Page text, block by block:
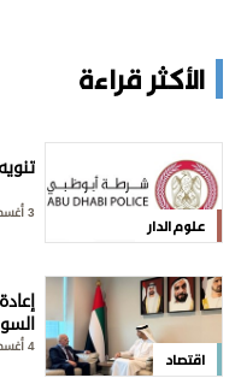
الأكثر قراءة
علوم الدار
اقتصاد
4 أغسطس 2026